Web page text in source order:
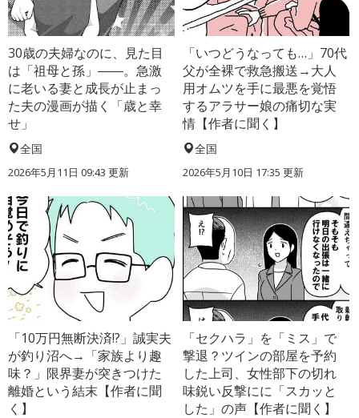
30歳の夫婦なのに、見た目
は「祖母と孫」――。急激
に老いる妻と成長が止まっ
た夫の漫画が描く「歳と幸
せ」
全国
2026年5月11日 09:43 更新
「いつどうなっても…」70代
父が全裸で救急搬送→大人
用オムツを手に最悪を覚悟
するアラサー娘の痛切な実
情【作者に聞く】
全国
2026年5月10日 17:35 更新
「10万円無断決済!?」誠実夫
が釣り沼へ→「家族より趣
味？」限界妻が突きつけた
離婚という結末【作者に聞
く】
「セクハラ」を「ミス」で
撃退？ツインの部屋を予約
した上司、女性部下の切れ
味鋭い反撃にに「スカッと
した」の声【作者に聞く】